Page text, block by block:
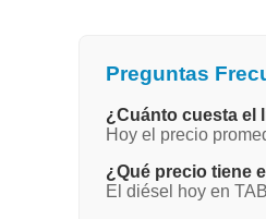
Preguntas
¿Cuánto cuesta el
Hoy el precio
¿Qué precio tiene
El diésel hoy en